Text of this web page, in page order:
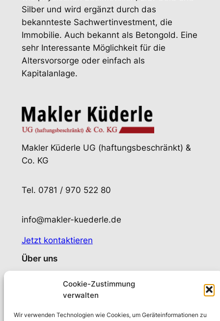
Cookie-Zustimmung
verwalten
Wir verwenden Technologien wie Cookies, um Geräteinformationen zu
Silber und wird ergänzt durch das
bekannteste Sachwertinvestment, die
Immobilie. Auch bekannt als Betongold. Eine
sehr Interessante Möglichkeit für die
Altersvorsorge oder einfach als
Kapitalanlage.
Makler Küderle UG (haftungsbeschränkt) &
Co. KG
Tel. 0781 / 970 522 80
info@makler-kuederle.de
Jetzt kontaktieren
Über uns
Privathaftpflichtversicherung